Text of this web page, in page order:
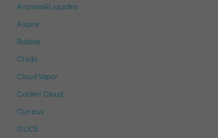
Aromes&Liquides
Aspire
Bobble
Chido
Cloud Vapor
Cookin' Cloud
Curieux
D'LICE